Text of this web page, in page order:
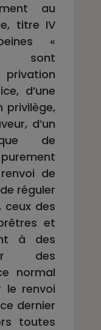
au
titre IV
«
sont
d’une
privilège,
d’un
de
de
réguler
ceux des
et
à des
des
normal
le renvoi
dernier
toutes